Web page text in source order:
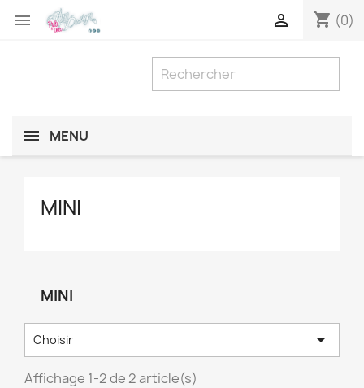
 shopping_cart (0)

MENU
MINI
MINI
Choisir 
Affichage 1-2 de 2 article(s)